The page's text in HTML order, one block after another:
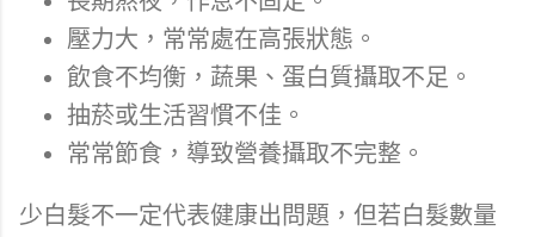
壓力大，常常處在高張狀態。
飲食不均衡，蔬果、蛋白質攝取不足。
抽菸或生活習慣不佳。
常常節食，導致營養攝取不完整。
少白髮不一定代表健康出問題，但若白髮數量